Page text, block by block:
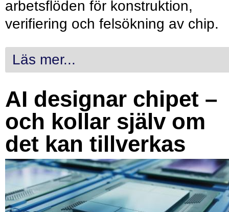
arbetsflöden för konstruktion,
verifiering och felsökning av chip.
Läs mer...
AI designar chipet –
och kollar själv om
det kan tillverkas